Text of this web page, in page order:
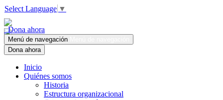
Select Language ▼
Dona ahora
Menú de navegación
Dona ahora
Inicio
Quiénes somos
Historia
Estructura organizacional